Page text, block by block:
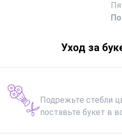
Уход за
Подрежьте стебли
поставьте букет в